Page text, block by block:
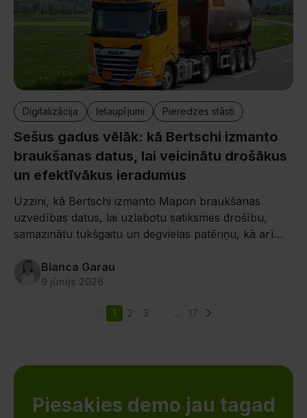
Digitalizācija Ietaupījumi Pieredzes stāsti
Sešus gadus vēlāk: kā Bertschi izmanto
braukšanas datus, lai veicinātu drošākus
un efektīvākus ieradumus
Uzzini, kā Bertschi izmanto Mapon braukšanas
uzvedības datus, lai uzlabotu satiksmes drošību,
samazinātu tukšgaitu un degvielas patēriņu, kā arī
Blanca Garau
9 jūnijs 2026
1 2 3 ... ... 17
Piesakies demo jau tagad